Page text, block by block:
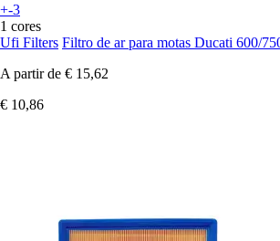
+-3
1 cores
Ufi Filters Filtro de ar para motas Ducati 600/
A partir de € 15,62
€ 10,86